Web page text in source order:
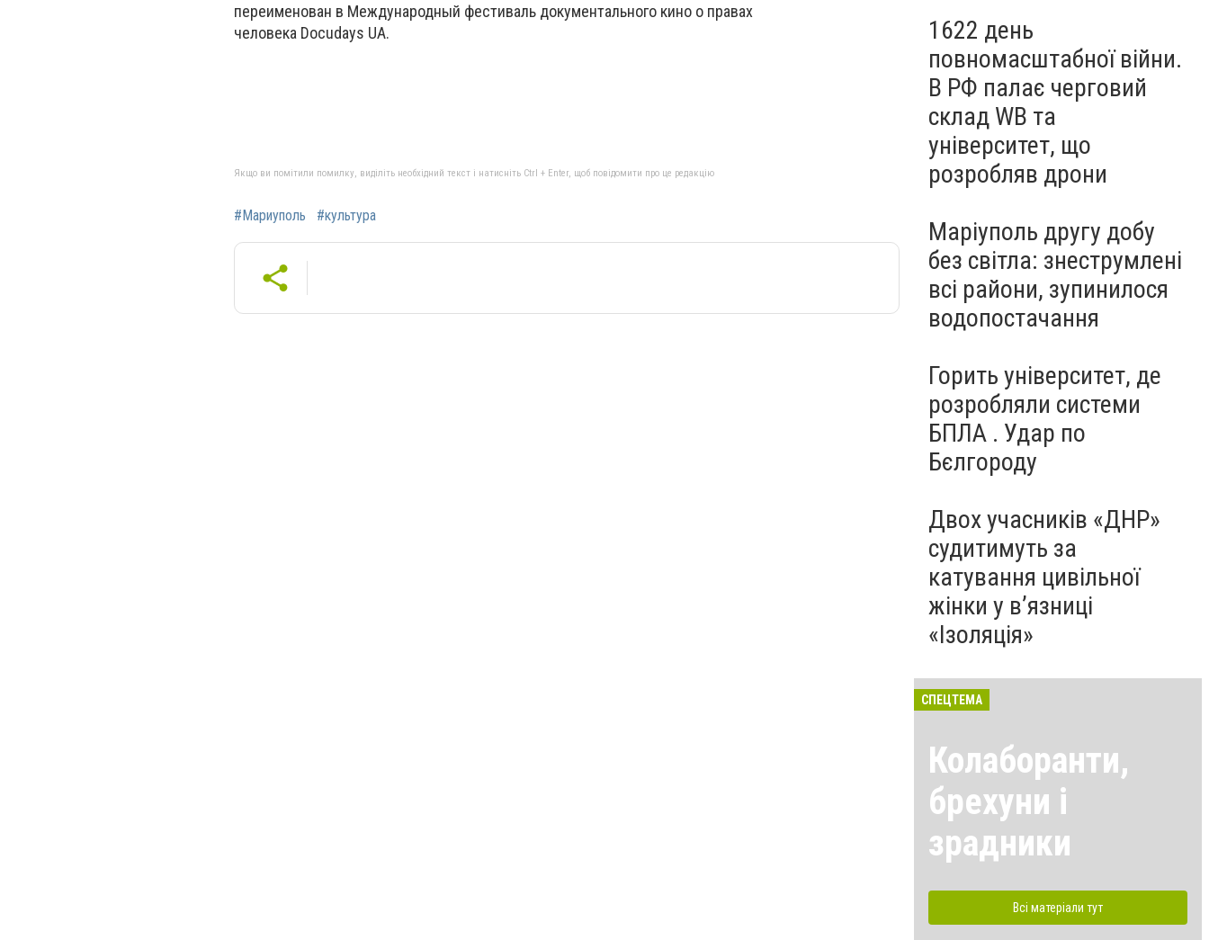
переименован в Международный фестиваль документального кино о правах
человека Docudays UA.
Якщо ви помітили помилку, виділіть необхідний текст і натисніть Ctrl + Enter, щоб повідомити про це редакцію
#Мариуполь #культура
1622 день
повномасштабної війни.
В РФ палає черговий
склад WB та
університет, що
розробляв дрони
Маріуполь другу добу
без світла: знеструмлені
всі райони, зупинилося
водопостачання
Горить університет, де
розробляли системи
БПЛА . Удар по
Бєлгороду
Двох учасників «ДНР»
судитимуть за
катування цивільної
жінки у в’язниці
«Ізоляція»
СПЕЦТЕМА
Колаборанти,
брехуни і
зрадники
Всі матеріали тут